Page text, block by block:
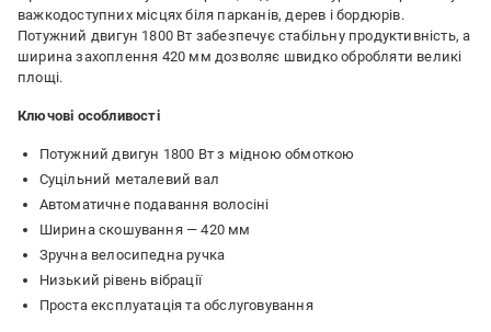
важкодоступних місцях біля парканів, дерев і бордюрів.
Потужний двигун 1800 Вт забезпечує стабільну продуктивність, а
ширина захоплення 420 мм дозволяє швидко обробляти великі
площі.
Ключові особливості
Потужний двигун 1800 Вт з мідною обмоткою
Суцільний металевий вал
Автоматичне подавання волосіні
Ширина скошування — 420 мм
Зручна велосипедна ручка
Низький рівень вібрації
Проста експлуатація та обслуговування